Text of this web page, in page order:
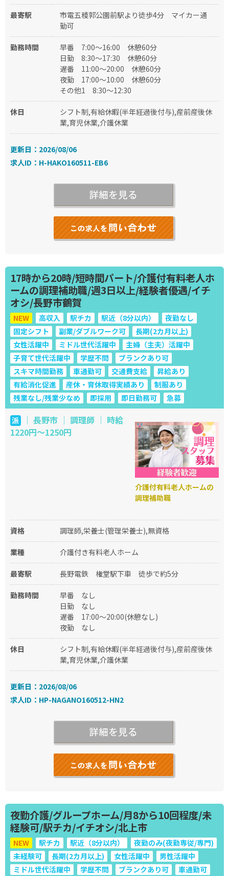
最寄駅
市電五稜郭公園前駅より徒歩4分 マイカー通
勤可
勤務時間 早番
7:00～16:00 休憩60分
日勤
8:30～17:30 休憩60分
遅番
11:00～20:00 休憩60分
夜勤
17:00～10:00 休憩60分
その他1
8:30～12:30
休日
シフト制,有給休暇(半年経過後付与),産前産後休
業,育児休業,介護休業
更新日：2026/08/06
求人ID：H-HAKO160511-EB6
17時から20時/短時間パート/介護付有料老人ホ
ームの調理補助職/週3日以上/経験者優遇/イチ
オシ/長野市鶴賀
NEW 高収入 駅チカ 駅近（8分以内）
夜勤なし
固定シフト
副業/ダブルワーク可
長期(2カ月以上)
女性活躍中
ミドル世代活躍中
主婦（主夫）活躍中
子育て世代活躍中
学歴不問
ブランクあり可
スキマ時間勤務
車通勤可 交通費支給
昇給あり
有給消化促進
産休・育休取得実績あり
制服あり
残業なし/残業少なめ
即採用 即日勤務可 急募
派｜ 長野市 ｜ 調理師 ｜ 時給
1220円～1250円
介護付有料老人ホームの
調理補助職
資格 調理師,栄養士(管理栄養士),無資格
業種 介護付き有料老人ホーム
最寄駅 長野電鉄 権堂駅下車 徒歩で約5分
勤務時間 早番
なし
日勤
なし
遅番
17:00～20:00(休憩なし)
夜勤
なし
休日
シフト制,有給休暇(半年経過後付与),産前産後休
業,育児休業,介護休業
更新日：2026/08/06
求人ID：HP-NAGANO160512-HN2
夜勤介護/グループホーム/月8から10回程度/未
経験可/駅チカ/イチオシ/北上市
NEW 駅チカ 駅近（8分以内）
夜勤のみ(夜勤専従/専門)
未経験可
長期(2カ月以上) 女性活躍中
男性活躍中
ミドル世代活躍中
学歴不問 ブランクあり可 車通勤可